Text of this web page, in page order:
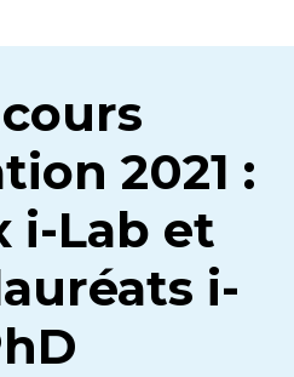
2021 :
i-Lab et
i-